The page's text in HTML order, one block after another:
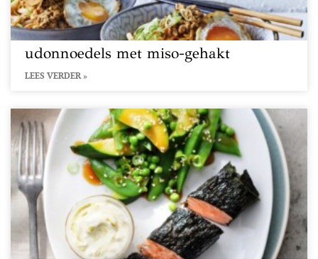
udonnoedels met miso-gehakt
LEES VERDER »